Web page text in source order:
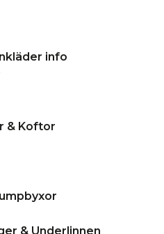
info
& Koftor
& Underlinnen